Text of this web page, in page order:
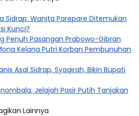
Sidrap: Wanita Parepare Ditemukan
Kunci?
Penuh Pasangan Prabowo-Gibran
Kelana Putri Korban Pembunuhan
Asal Sidrap, Syaqirah, Bikin Bupati
Jelajah Pasir Putih Tanjakan
Lainnya